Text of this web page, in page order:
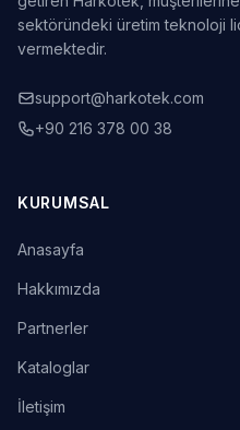
sektöründeki üretim teknoloji
vermektedir.
support@harkotek.com
+90 216 378 00 38
KURUMSAL
Anasayfa
Hakkımızda
Partnerler
Kataloglar
İletişim